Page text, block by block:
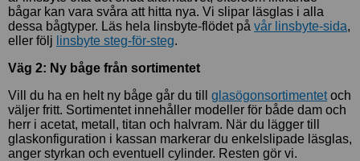
bågar kan vara svåra att hitta nya. Vi slipar läsglas i alla
dessa bågtyper. Läs hela linsbyte-flödet på vår linsbyte-sida,
eller följ linsbyte steg-för-steg.
Väg 2: Ny båge från sortimentet
Vill du ha en helt ny båge går du till glasögonsortimentetoch
väljer fritt. Sortimentet innehåller modeller för både dam och
herr i acetat, metall, titan och halvram. När du lägger till
glaskonfiguration i kassan markerar du enkelslipade läsglas,
anger styrkan och eventuell cylinder. Resten gör vi.